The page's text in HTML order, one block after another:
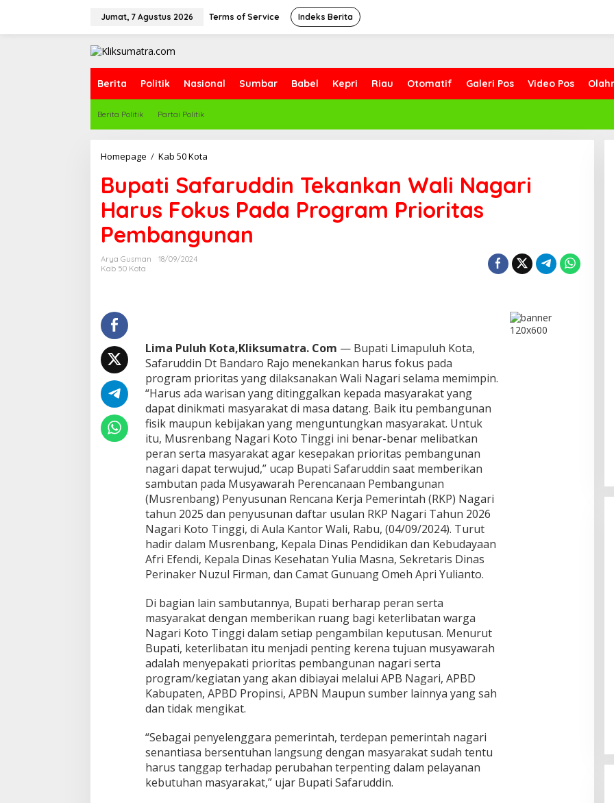
Jumat, 7 Agustus 2026 Terms of Service Indeks Berita
Berita Politik Nasional Sumbar Babel Kepri Riau Otomatif Galeri Pos Video Pos
Berita Politik Partai Politik
Homepage / Kab 50 Kota
p
a
t
i
S
a
n
T
e
k
a
k
a
n
W
a
l
i
N
a
g
a
r
i
H
r
u
s
o
k
u
s
P
a
a
P
r
o
g
Bupati Safaruddin Tekankan Wali Nagari
Harus Fokus Pada Program Prioritas
Pembangunan
Arya Gusman
18/09/2024
Kab 50 Kota
Lima Puluh Kota,Kliksumatra. Com — Bupati Limapuluh Kota,
Safaruddin Dt Bandaro Rajo menekankan harus fokus pada
program prioritas yang dilaksanakan Wali Nagari selama memimpin.
“Harus ada warisan yang ditinggalkan kepada masyarakat yang
dapat dinikmati masyarakat di masa datang. Baik itu pembangunan
fisik maupun kebijakan yang menguntungkan masyarakat. Untuk
itu, Musrenbang Nagari Koto Tinggi ini benar-benar melibatkan
peran serta masyarakat agar kesepakan prioritas pembangunan
nagari dapat terwujud,” ucap Bupati Safaruddin saat memberikan
sambutan pada Musyawarah Perencanaan Pembangunan
(Musrenbang) Penyusunan Rencana Kerja Pemerintah (RKP) Nagari
tahun 2025 dan penyusunan daftar usulan RKP Nagari Tahun 2026
Nagari Koto Tinggi, di Aula Kantor Wali, Rabu, (04/09/2024). Turut
hadir dalam Musrenbang, Kepala Dinas Pendidikan dan Kebudayaan
Afri Efendi, Kepala Dinas Kesehatan Yulia Masna, Sekretaris Dinas
Perinaker Nuzul Firman, dan Camat Gunuang Omeh Apri Yulianto.
Di bagian lain sambutannya, Bupati berharap peran serta
masyarakat dengan memberikan ruang bagi keterlibatan warga
Nagari Koto Tinggi dalam setiap pengambilan keputusan. Menurut
Bupati, keterlibatan itu menjadi penting kerena tujuan musyawarah
adalah menyepakati prioritas pembangunan nagari serta
program/kegiatan yang akan dibiayai melalui APB Nagari, APBD
Kabupaten, APBD Propinsi, APBN Maupun sumber lainnya yang sah
dan tidak mengikat.
“Sebagai penyelenggara pemerintah, terdepan pemerintah nagari
senantiasa bersentuhan langsung dengan masyarakat sudah tentu
harus tanggap terhadap perubahan terpenting dalam pelayanan
kebutuhan masyarakat,” ujar Bupati Safaruddin.
Presiden : RUU Perampasan Aset
tergantung DPR